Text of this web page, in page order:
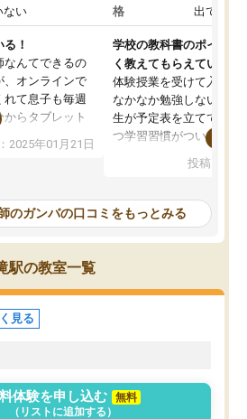
ない
！
なんてできるの
、オンラインで
れて息子も毎週
らタブレット
ようになりまし
なのもとても気
は平均点以上の
！あと1年受験ま
教室を使用しな
思います！
2025年01月21日
格
出ていな
学校の教科書のポイント
く教えてもらえている
体験授業を受けて入塾し
なかなか勉強しない息子
生が予定表を立ててくれ
つ学習習慣がついてきま
指導が無い日も予定表
問できるのでとても助か
投稿日：
のガンバの口コミをもっとみる
駅の教室一覧
見る
体験を申し込む
無料
（リストに追加する）